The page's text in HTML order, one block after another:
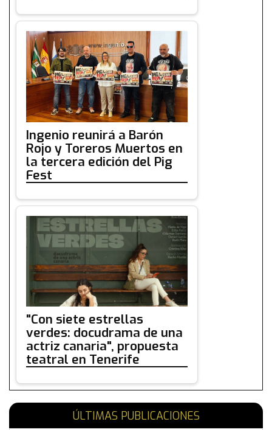
Ingenio reunirá a Barón
Rojo y Toreros Muertos en
la tercera edición del Pig
Fest
"Con siete estrellas
verdes: docudrama de una
actriz canaria", propuesta
teatral en Tenerife
ÚLTIMAS PUBLICACIONES